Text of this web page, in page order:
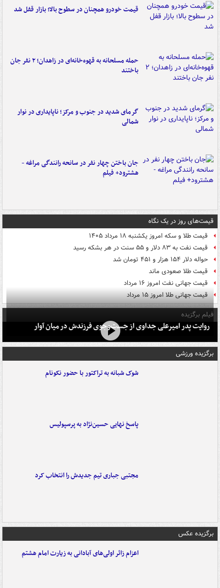
قیمت خودرو همچنان در سطوح بالا؛ بازار قفل شد
حمله مسلحانه به قهوه‌خانه‌ای در زاهدان؛ ۲ نفر جان
باختند
گرمای شدید در جنوب و مرکز؛ ناپایداری در نوار
شمالی
جان باختن چهار نفر در سانحه رانندگی مراغه -
هشترود+ فیلم
قیمت‌های روز در یک نگاه
قیمت طلا و سکه امروز یکشنبه ۱۸ مرداد ۱۴۰۵
قیمت نفت به ۸۳ دلار و ۵۵ سنت در هر بشکه رسید
حواله دلار ۱۵۴ هزار و ۴۵۱ تومان شد
قیمت طلا صعودی ماند
قیمت جهانی نفت امروز ۱۶ مرداد
قیمت جهانی طلا امروز ۱۵ مرداد
فیلم برگزیده
روایت پدر امیرعلی جداوی از جست‌وجوی فرزندش در میان آوار
برگزیده ورزشی
شوک شبانه به تراکتور با حضور نکونام
پاسخ نهایی حسین‌نژاد به پرسپولیس
مجتبی جباری تیم جدیدش را انتخاب کرد
برگزیده عکس
اعزام زائر اولی‌های آبادانی به زیارت امام هشتم